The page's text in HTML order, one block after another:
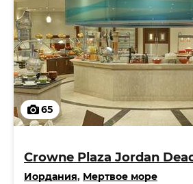
65
Иордания, Мертвое море